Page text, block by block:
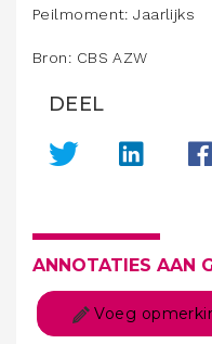
Peilmoment: Jaarlijks
Bron: CBS AZW
DEEL
ANNOTATIES AAN
Voeg